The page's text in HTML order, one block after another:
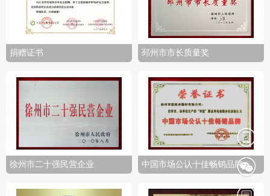
捐赠证书 邳州市市长质量奖
徐州市二十强民营企业 中国市场公认十佳畅销品牌